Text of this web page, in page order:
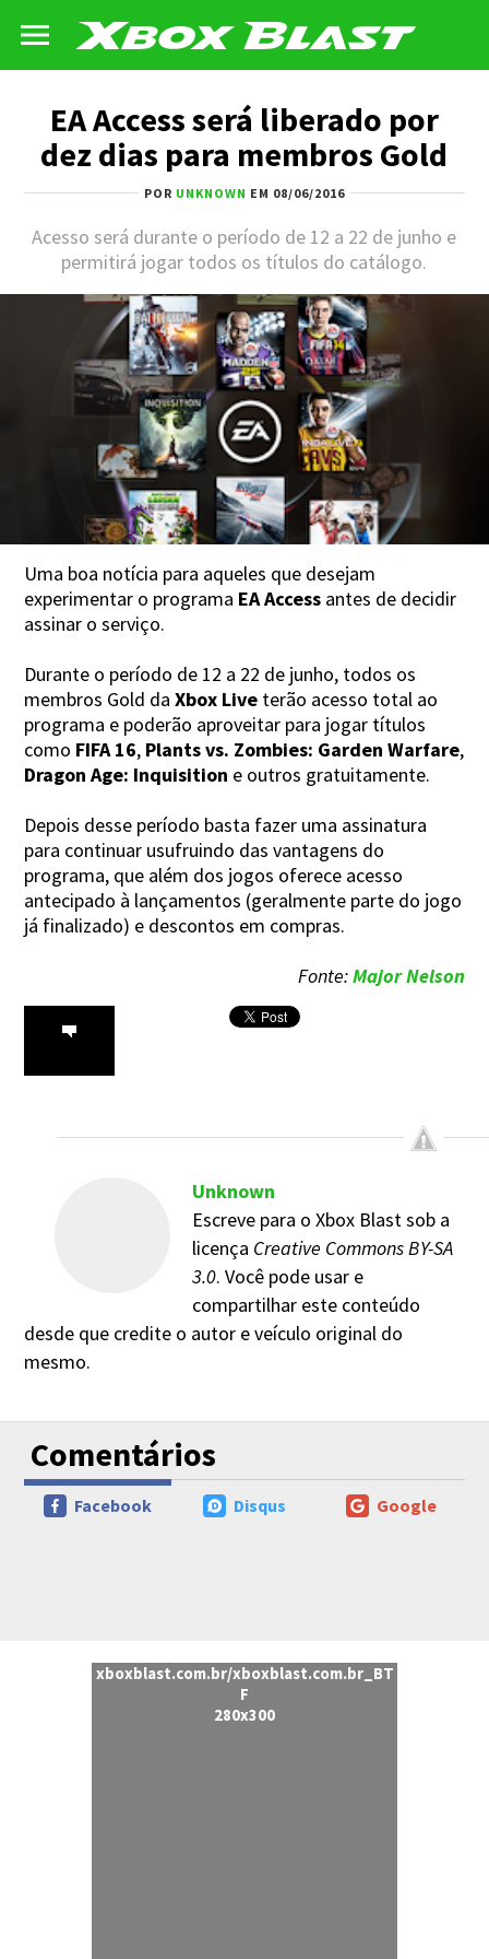
EA Access será liberado por
dez dias para membros Gold
POR UNKNOWN EM 08/06/2016
Acesso será durante o período de 12 a 22 de junho e
permitirá jogar todos os títulos do catálogo.
Uma boa notícia para aqueles que desejam
experimentar o programa EA Access antes de decidir
assinar o serviço.
Durante o período de 12 a 22 de junho, todos os
membros Gold da Xbox Live terão acesso total ao
programa e poderão aproveitar para jogar títulos
como FIFA 16, Plants vs. Zombies: Garden Warfare,
Dragon Age: Inquisition e outros gratuitamente.
Depois desse período basta fazer uma assinatura
para continuar usufruindo das vantagens do
programa, que além dos jogos oferece acesso
antecipado à lançamentos (geralmente parte do jogo
já finalizado) e descontos em compras.
Fonte:Major Nelson
Unknown
Escreve para o Xbox Blast sob a
licença Creative Commons BY-SA
3.0. Você pode usar e
compartilhar este conteúdo
desde que credite o autor e veículo original do
mesmo.
Comentários
Google
Disqus
Facebook
xboxblast.com.br/xboxblast.com.br_BT
F
280x300